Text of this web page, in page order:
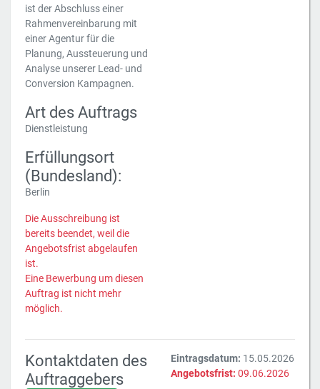
ist der Abschluss einer
Rahmenvereinbarung mit
einer Agentur für die
Planung, Aussteuerung und
Analyse unserer Lead- und
Conversion Kampagnen.
Art des Auftrags
Dienstleistung
Erfüllungsort
(Bundesland):
Berlin
Die Ausschreibung ist
bereits beendet, weil die
Angebotsfrist abgelaufen
ist.
Eine Bewerbung um diesen
Auftrag ist nicht mehr
möglich.
Kontaktdaten des
Auftraggebers
Eintragsdatum: 15.05.2026
Angebotsfrist: 09.06.2026